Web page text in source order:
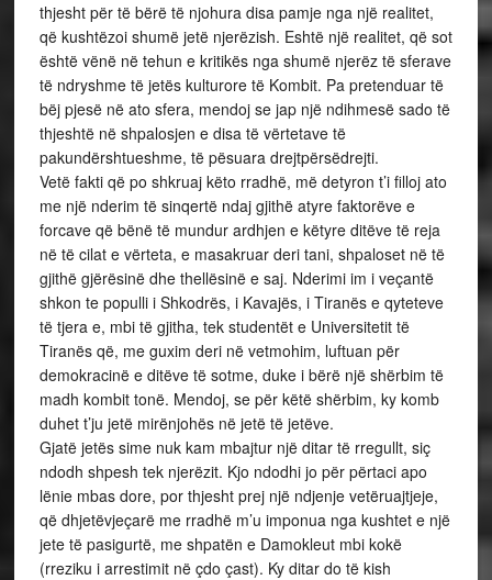
thjesht për të bërë të njohura disa pamje nga një realitet,
që kushtëzoi shumë jetë njerëzish. Eshtë një realitet, që sot
është vënë në tehun e kritikës nga shumë njerëz të sferave
të ndryshme të jetës kulturore të Kombit. Pa pretenduar të
bëj pjesë në ato sfera, mendoj se jap një ndihmesë sado të
thjeshtë në shpalosjen e disa të vërtetave të
pakundërshtueshme, të pësuara drejtpërsëdrejti.
Vetë fakti që po shkruaj këto rradhë, më detyron t’i filloj ato
me një nderim të sinqertë ndaj gjithë atyre faktorëve e
forcave që bënë të mundur ardhjen e këtyre ditëve të reja
në të cilat e vërteta, e masakruar deri tani, shpaloset në të
gjithë gjërësinë dhe thellësinë e saj. Nderimi im i veçantë
shkon te populli i Shkodrës, i Kavajës, i Tiranës e qyteteve
të tjera e, mbi të gjitha, tek studentët e Universitetit të
Tiranës që, me guxim deri në vetmohim, luftuan për
demokracinë e ditëve të sotme, duke i bërë një shërbim të
madh kombit tonë. Mendoj, se për këtë shërbim, ky komb
duhet t’ju jetë mirënjohës në jetë të jetëve.
Gjatë jetës sime nuk kam mbajtur një ditar të rregullt, siç
ndodh shpesh tek njerëzit. Kjo ndodhi jo për përtaci apo
lënie mbas dore, por thjesht prej një ndjenje vetëruajtjeje,
që dhjetëvjeçarë me rradhë m’u imponua nga kushtet e një
jete të pasigurtë, me shpatën e Damokleut mbi kokë
(rreziku i arrestimit në çdo çast). Ky ditar do të kish